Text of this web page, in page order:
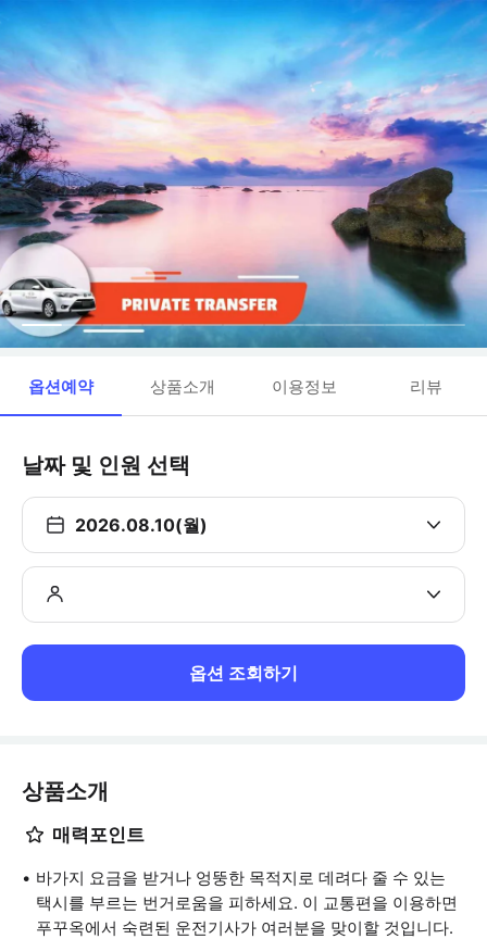
옵션예약 상품소개 이용정보 리뷰
날짜 및 인원 선택
2026.08.10(월)
옵션 조회하기
상품소개
매력포인트
바가지 요금을 받거나 엉뚱한 목적지로 데려다 줄 수 있는
택시를 부르는 번거로움을 피하세요. 이 교통편을 이용하면
푸꾸옥에서 숙련된 운전기사가 여러분을 맞이할 것입니다.